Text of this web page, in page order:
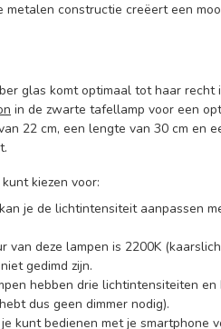
metalen constructie creëert een
glas komt optimaal tot haar
in de zwarte tafellamp voor een
22 cm, een lengte van 30 cm en
kiezen voor:
je de lichtintensiteit aanpassen
van deze lampen is 2200K
gedimd zijn.
hebben drie lichtintensiteiten en
dus geen dimmer nodig).
kunt bedienen met je smartphone